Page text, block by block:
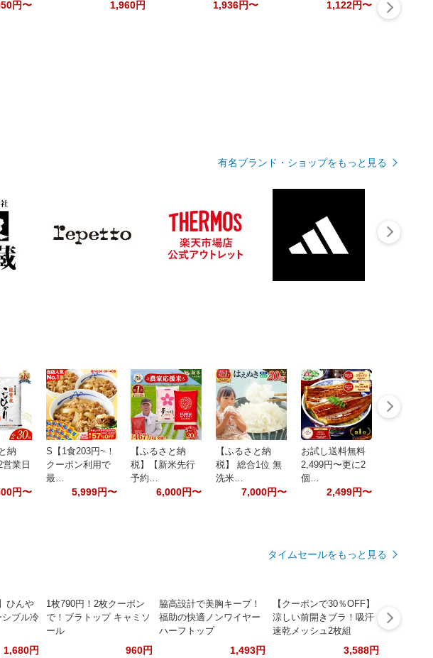
円〜 1,960円 1,936円〜 1,122円〜
有名ブランド・ショップをもっと見る
納
業日
円〜
S【1食203円~！
クーポン利用で
最…
5,999円〜
【ふるさと納
税】【新米先行
予約…
6,000円〜
【ふるさと納
税】 総合1位 無
洗米…
7,000円〜
お試し送料無料
2,499円〜更に2
個…
2,499円〜
タイムセールをもっと見る
ひんや
シブル冷
1,680円
1枚790円！2枚クーポン
で！ブラトップ キャミソ
ール
960円
脇高設計で美胸キープ！
福助の快適ノンワイヤー
ハーフトップ
1,493円
【クーポンで30％OFF】
涼しい前開きブラ！吸汗
速乾メッシュ2枚組
3,588円